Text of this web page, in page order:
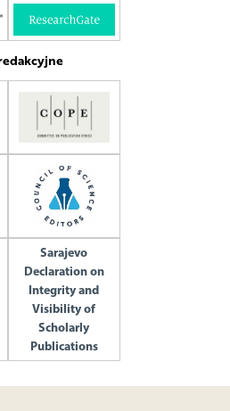
Sarajevo
Declaration on
Integrity and
Visibility of
Scholarly
Publications